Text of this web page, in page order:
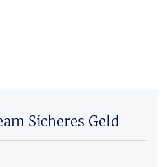
Sicheres Geld